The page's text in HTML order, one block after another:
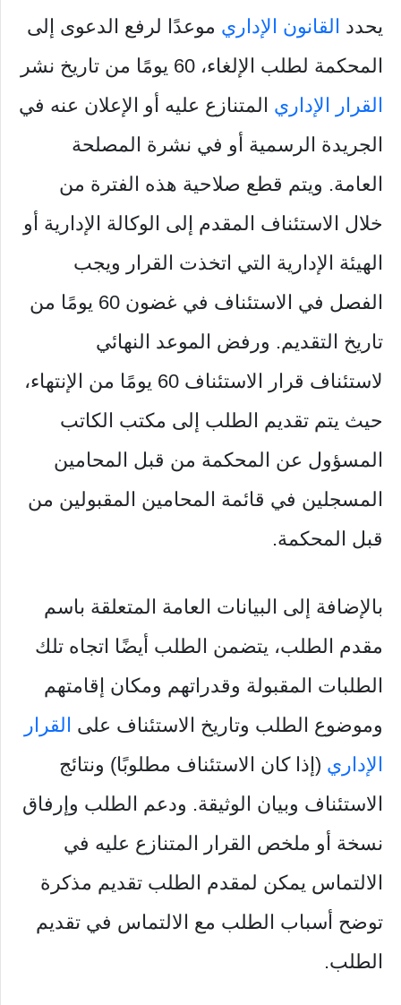
يحدد القانون الإداري موعدًا لرفع الدعوى إلى
المحكمة لطلب الإلغاء، 60 يومًا من تاريخ نشر
القرار الإداري المتنازع عليه أو الإعلان عنه في
الجريدة الرسمية أو في نشرة المصلحة
العامة. ويتم قطع صلاحية هذه الفترة من
خلال الاستئناف المقدم إلى الوكالة الإدارية أو
الهيئة الإدارية التي اتخذت القرار ويجب
الفصل في الاستئناف في غضون 60 يومًا من
تاريخ التقديم. ورفض الموعد النهائي
لاستئناف قرار الاستئناف 60 يومًا من الإنتهاء،
حيث يتم تقديم الطلب إلى مكتب الكاتب
المسؤول عن المحكمة من قبل المحامين
المسجلين في قائمة المحامين المقبولين من
قبل المحكمة.
بالإضافة إلى البيانات العامة المتعلقة باسم
مقدم الطلب، يتضمن الطلب أيضًا اتجاه تلك
الطلبات المقبولة وقدراتهم ومكان إقامتهم
وموضوع الطلب وتاريخ الاستئناف على القرار
الإداري (إذا كان الاستئناف مطلوبًا) ونتائج
الاستئناف وبيان الوثيقة. ودعم الطلب وإرفاق
نسخة أو ملخص القرار المتنازع عليه في
الالتماس يمكن لمقدم الطلب تقديم مذكرة
توضح أسباب الطلب مع الالتماس في تقديم
الطلب.